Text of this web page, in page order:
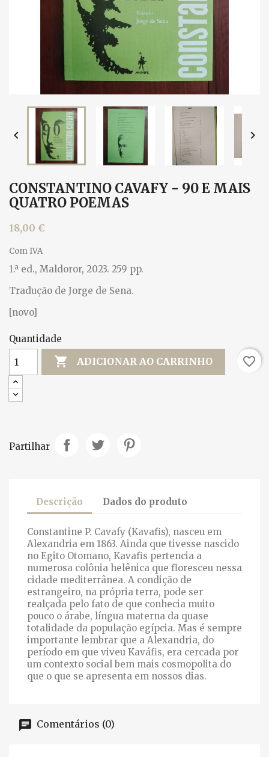
 
CONSTANTINO CAVAFY - 90 E MAIS
QUATRO POEMAS
18,00 €
Com IVA
1.ª ed., Maldoror, 2023. 259 pp.
Tradução de Jorge de Sena.
[novo]
Quantidade
 ADICIONAR AO CARRINHO favorite_border
Partilhar
Descrição Dados do produto
Constantine P. Cavafy (Kavafis), nasceu em
Alexandria em 1863. Ainda que tivesse nascido
no Egito Otomano, Kavafis pertencia a
numerosa colônia helênica que floresceu nessa
cidade mediterrânea. A condição de
estrangeiro, na própria terra, pode ser
realçada pelo fato de que conhecia muito
pouco o árabe, língua materna da quase
totalidade da população egípcia. Mas é sempre
importante lembrar que a Alexandria, do
período em que viveu Kaváfis, era cercada por
um contexto social bem mais cosmopolita do
que o que se apresenta em nossos dias.
Comentários (0)